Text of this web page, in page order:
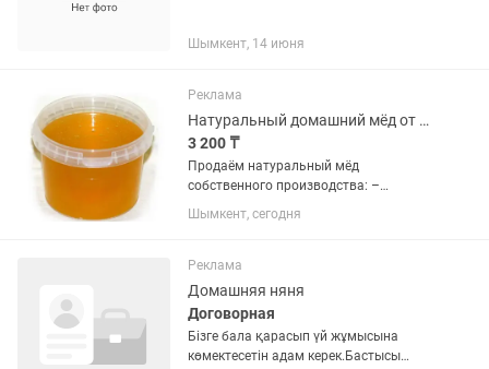
Шымкент, 14 июня
Реклама
Натуральный домашний мёд от пасечника/Таза үй балы бал ара шаруашылығынан
3 200 ₸
Продаём натуральный мёд
собственного производства: –
Эспарцетовый мёд (мягкий вкус,
полезен для пищеварения) – 1 кг –
редкий сорт) – 1 кг – 3200 тг –
Разнотравье...
Шымкент, сегодня
Реклама
Домашняя няня
Договорная
Бізге бала қарасып үй жұмысына
көмектесетін адам керек.Бастысы